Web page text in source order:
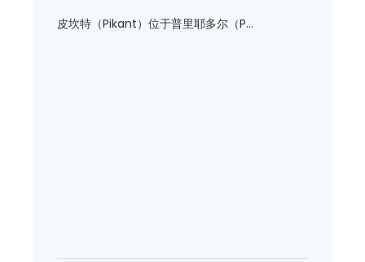
皮坎特（Pikant）位于普里耶多尔（P...